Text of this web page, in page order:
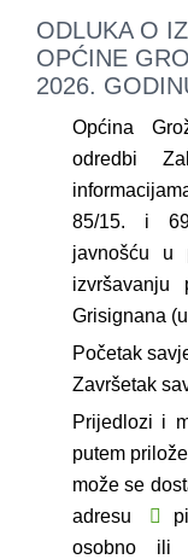
ODLUKA O
OPĆINE
2026.
Općina
odredbi
85/15. i
javnošću u
izvršavanju
Grisignana
Početak
Završetak
Prijedlozi i
putem
može se
adresu
osobno ili